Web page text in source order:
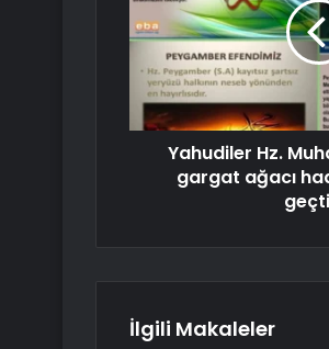
Yahudiler Hz.
gargat ağacı
İlgili Makaleler